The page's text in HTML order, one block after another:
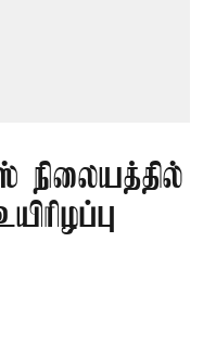
நிலையத்தில்